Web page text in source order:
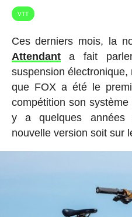
VTT
Ces derniers mois, la
Attendanta fait parler
suspension
que FOX a été le
compétition son
y a quelques années
nouvelle version soit sur